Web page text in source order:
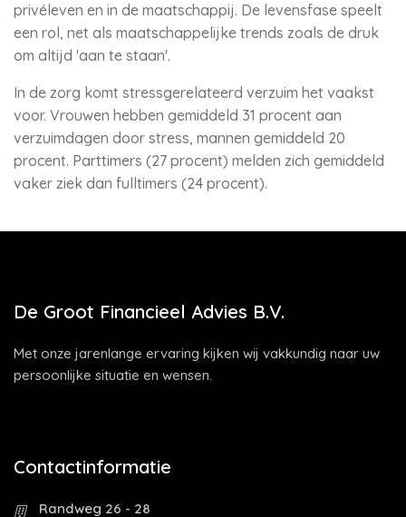
privéleven en in de maatschappij. De levensfase speelt
een rol, net als maatschappelijke trends zoals de druk
om altijd 'aan te staan'.
In de zorg komt stressgerelateerd verzuim het vaakst
voor. Vrouwen hebben gemiddeld 31 procent aan
verzuimdagen door stress, mannen gemiddeld 20
procent. Parttimers (27 procent) melden zich gemiddeld
vaker ziek dan fulltimers (24 procent).
De Groot Financieel Advies B.V.
Met onze jarenlange ervaring kijken wij vakkundig naar uw
persoonlijke situatie en wensen.
Contactinformatie
Randweg 26 - 28